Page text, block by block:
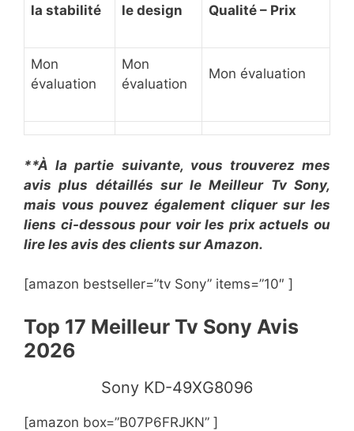
la stabilité
le design
Qualité – Prix
Mon
évaluation
Mon
évaluation
Mon évaluation
**À la partie suivante, vous trouverez mes
avis plus détaillés sur le Meilleur Tv Sony,
mais vous pouvez également cliquer sur les
liens ci-dessous pour voir les prix actuels ou
lire les avis des clients sur Amazon.
[amazon bestseller=”tv Sony” items=”10″ ]
Top 17 Meilleur Tv Sony Avis
2026
Sony KD-49XG8096
[amazon box=”B07P6FRJKN” ]